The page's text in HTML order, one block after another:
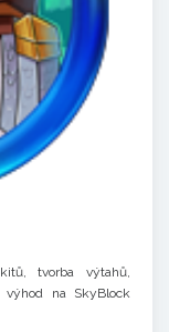
tvorba výtahů,
na SkyBlock